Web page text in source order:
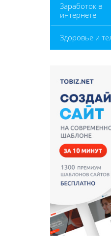
Заработок в
интернете
Здоровье и